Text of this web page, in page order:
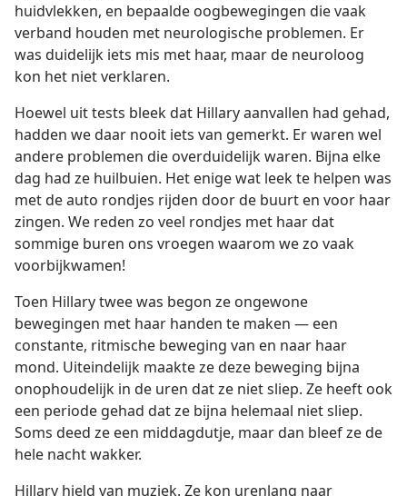
huidvlekken, en bepaalde oogbewegingen die vaak
verband houden met neurologische problemen. Er
was duidelijk iets mis met haar, maar de neuroloog
kon het niet verklaren.
Hoewel uit tests bleek dat Hillary aanvallen had gehad,
hadden we daar nooit iets van gemerkt. Er waren wel
andere problemen die overduidelijk waren. Bijna elke
dag had ze huilbuien. Het enige wat leek te helpen was
met de auto rondjes rijden door de buurt en voor haar
zingen. We reden zo veel rondjes met haar dat
sommige buren ons vroegen waarom we zo vaak
voorbijkwamen!
Toen Hillary twee was begon ze ongewone
bewegingen met haar handen te maken — een
constante, ritmische beweging van en naar haar
mond. Uiteindelijk maakte ze deze beweging bijna
onophoudelijk in de uren dat ze niet sliep. Ze heeft ook
een periode gehad dat ze bijna helemaal niet sliep.
Soms deed ze een middagdutje, maar dan bleef ze de
hele nacht wakker.
Hillary hield van muziek. Ze kon urenlang naar